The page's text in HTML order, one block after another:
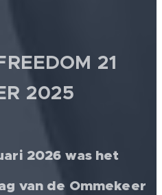
21
2025 💫
2026 was het
van de Ommekeer